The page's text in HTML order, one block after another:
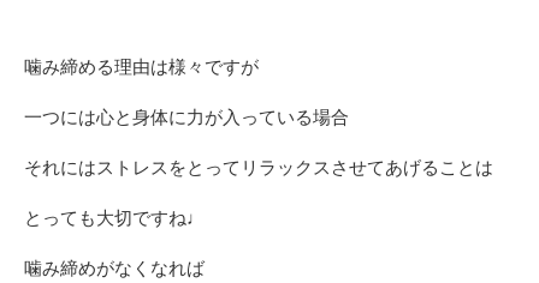
噛み締める理由は様々ですが
一つには心と身体に力が入っている場合
それにはストレスをとってリラックスさせてあげることは
とっても大切ですね♩
噛み締めがなくなれば